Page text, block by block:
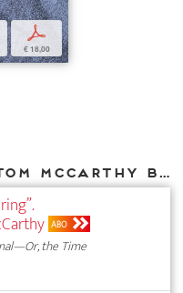
p
€ 18,00
Weitere Texte von Tom McCarthy bei DIAPHANES
ABO
the Time